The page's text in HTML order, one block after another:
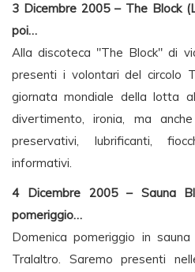
3 Dicembre 2005 – The Block
poi…
Alla discoteca "The Block" di
presenti i volontari del circolo
giornata mondiale della lotta
divertimento, ironia, ma
preservativi, lubrificanti,
informativi.
4 Dicembre 2005 – Sauna
pomeriggio…
Domenica pomeriggio in
Tralaltro. Saremo presenti